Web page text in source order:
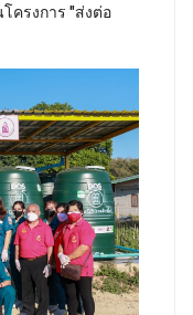
ครงการ "ส่งต่อ